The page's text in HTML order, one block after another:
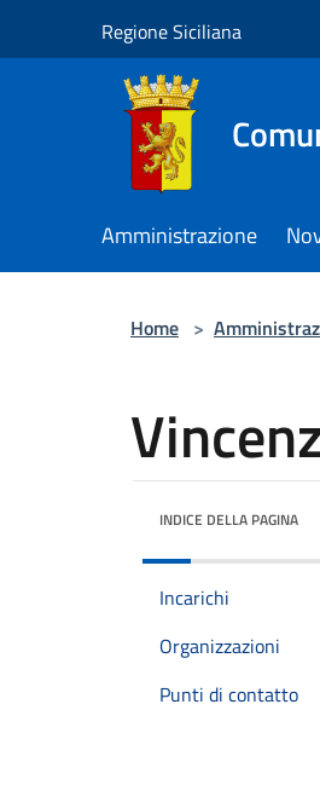
Regione Siciliana
Amministrazione
Home >
INDICE DELLA PAGINA
Incarichi
Organizzazioni
Punti di contatto